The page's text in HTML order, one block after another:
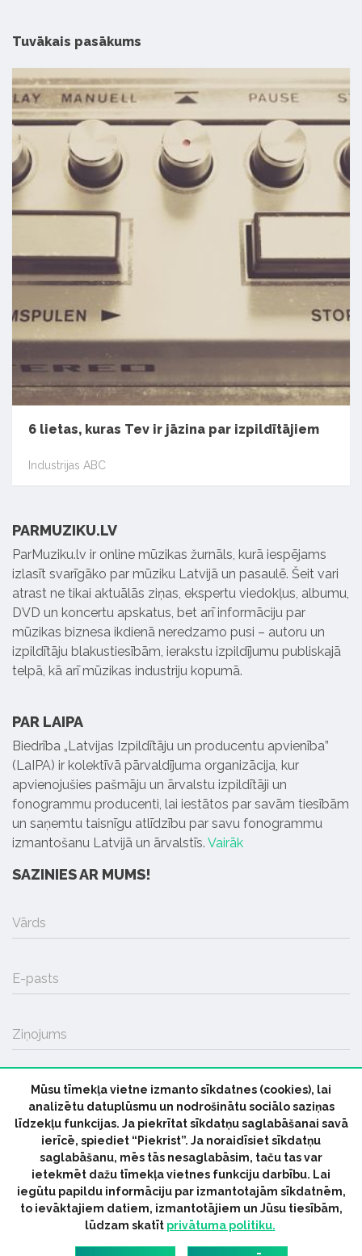
Tuvākais pasākums
6 lietas, kuras Tev ir jāzina par izpildītājiem
Industrijas ABC
PARMUZIKU.LV
ParMuziku.lv ir online mūzikas žurnāls, kurā iespējams
izlasīt svarīgāko par mūziku Latvijā un pasaulē. Šeit vari
atrast ne tikai aktuālās ziņas, ekspertu viedokļus, albumu,
DVD un koncertu apskatus, bet arī informāciju par
mūzikas biznesa ikdienā neredzamo pusi – autoru un
izpildītāju blakustiesībām, ierakstu izpildījumu publiskajā
telpā, kā arī mūzikas industriju kopumā.
PAR LAIPA
Biedrība „Latvijas Izpildītāju un producentu apvienība”
(LaIPA) ir kolektīvā pārvaldījuma organizācija, kur
apvienojušies pašmāju un ārvalstu izpildītāji un
fonogrammu producenti, lai iestātos par savām tiesībām
un saņemtu taisnīgu atlīdzību par savu fonogrammu
izmantošanu Latvijā un ārvalstīs. Vairāk
SAZINIES AR MUMS!
Vārds
E-pasts
Ziņojums
SŪTĪT
© 2026 parmuziku.lv, visas tiesības paturētas
ParMuziku.lv Mūzikas Ziņas
Industrijas Ziņas
Industrijas ABC
Mūzika Biznesam Latvijas oficiālais
Mūsu tīmekļa vietne izmanto sīkdatnes (cookies), lai
analizētu datuplūsmu un nodrošinātu sociālo saziņas
līdzekļu funkcijas. Ja piekrītat sīkdatņu saglabāšanai savā
ierīcē, spiediet “Piekrist”. Ja noraidīsiet sīkdatņu
saglabāšanu, mēs tās nesaglabāsim, taču tas var
ietekmēt dažu tīmekļa vietnes funkciju darbību. Lai
iegūtu papildu informāciju par izmantotajām sīkdatnēm,
to ievāktajiem datiem, izmantotājiem un Jūsu tiesībām,
lūdzam skatīt privātuma politiku.